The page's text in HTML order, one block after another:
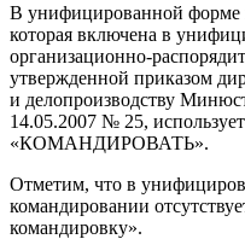
В унифицированной форме
которая включена в
организационно-
утвержденной приказом
и делопроизводству
14.05.2007 № 25,
«КОМАНДИРОВАТЬ».
Отметим, что в
командировании
командировку».